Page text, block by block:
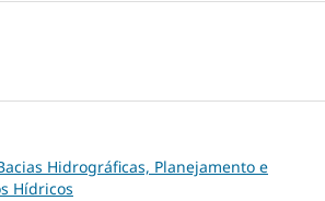
Hidrográficas, Planejamento e
Hídricos